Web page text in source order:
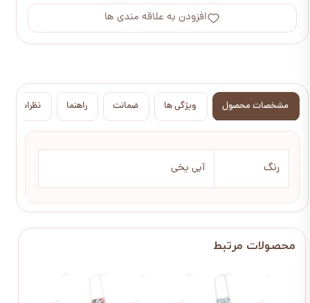
افزودن به علاقه مندی ها
مشخصات محصول ویژگی ها ضمانت راهنما نظرات
رنگ آبی یخی